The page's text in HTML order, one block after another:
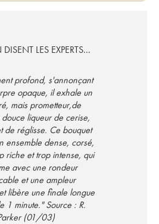
LES EXPERTS...
profond, s'annonçant
opaque, il exhale un
mais prometteur,de
liqueur de cerise,
de réglisse. Ce bouquet
ensemble dense, corsé,
riche et trop intense, qui
avec une rondeur
et une ampleur
libère une finale longue
1 minute." Source : R.
(01/03)